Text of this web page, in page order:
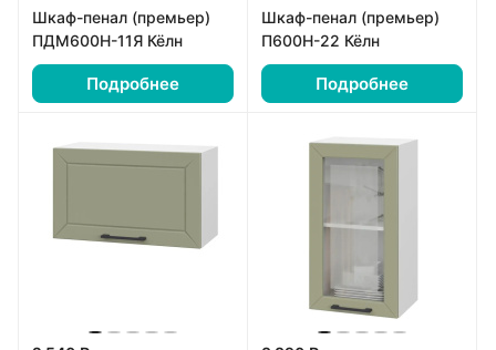
Шкаф-пенал (премьер)
ПДМ600Н-11Я Кёлн
Подробнее
Шкаф-пенал (премьер)
П600Н-22 Кёлн
Подробнее